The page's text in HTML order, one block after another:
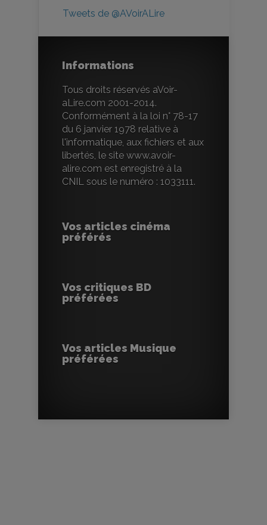
Tweets de @AVoirALire
Informations
Tous droits réservés aVoir-
aLire.com 2001-2014.
Conformément à la loi n° 78-17
du 6 janvier 1978 relative à
l'informatique, aux fichiers et aux
libertés, le site www.avoir-
alire.com est enregistré à la
CNIL sous le numéro : 1033111.
Vos articles cinéma
préférés
Vos critiques BD
préférées
Vos articles Musique
préférées